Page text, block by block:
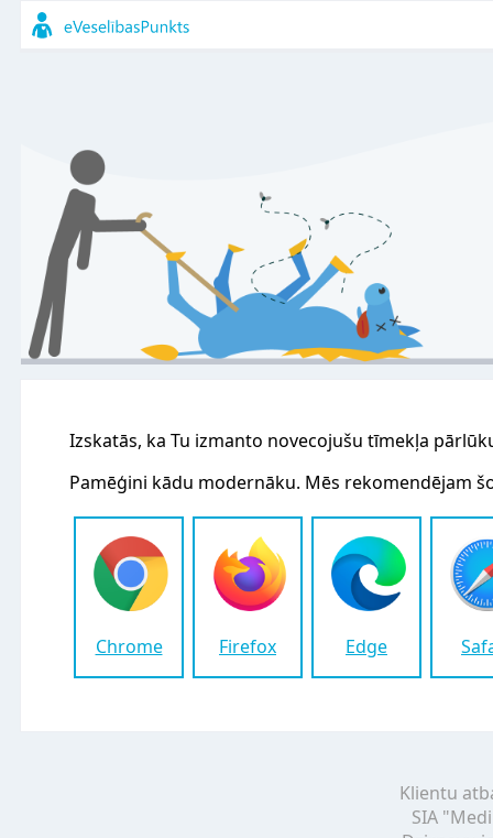
Izskatās, ka Tu izmanto novecojušu tīmekļa
Pamēģini kādu modernāku. Mēs rekomendējam
Chrome Firefox Edge
Klientu
SIA